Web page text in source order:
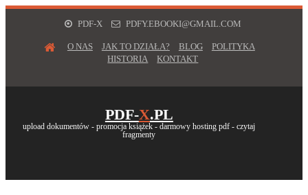
PDF-X PDFY.EBOOKI@GMAIL.COM
O NAS JAK TO DZIAŁA? BLOG
POLITYKA
HISTORIA
KONTAKT
PDF-X.PL
upload dokumentów - promocja książek - darmowy hosting pdf - czytaj
fragmenty